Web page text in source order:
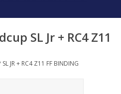
SL Jr + RC4 Z11
JR + RC4 Z11 FF BINDING